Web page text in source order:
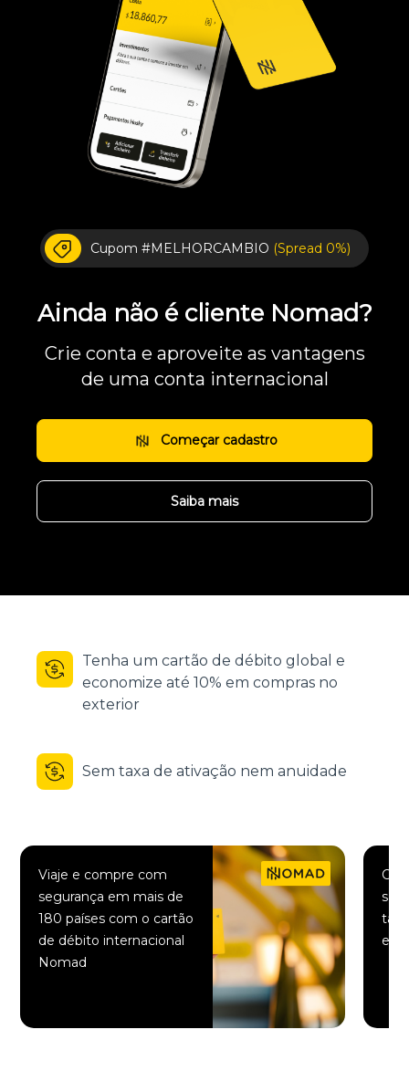
Cupom #MELHORCAMBIO (Spread 0%)
Ainda não é cliente Nomad?
Crie conta e aproveite as vantagens
de uma conta internacional
Começar cadastro
Saiba mais
Tenha um cartão de débito global e
economize até 10% em compras no
exterior
Sem taxa de ativação nem anuidade
Viaje e compre com
segurança em mais de
180 países com o cartão
de débito internacional
Nomad